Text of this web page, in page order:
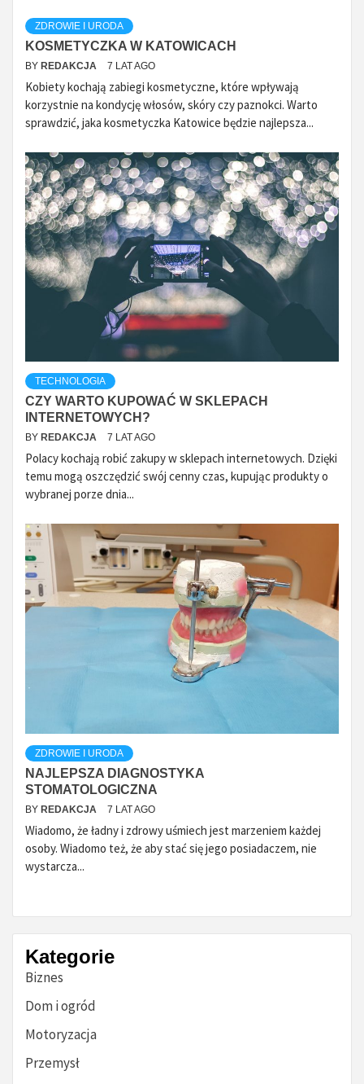
ZDROWIE I URODA
KOSMETYCZKA W KATOWICACH
BY REDAKCJA 7 LAT AGO
Kobiety kochają zabiegi kosmetyczne, które wpływają
korzystnie na kondycję włosów, skóry czy paznokci. Warto
sprawdzić, jaka kosmetyczka Katowice będzie najlepsza...
TECHNOLOGIA
CZY WARTO KUPOWAĆ W SKLEPACH
INTERNETOWYCH?
BY REDAKCJA 7 LAT AGO
Polacy kochają robić zakupy w sklepach internetowych. Dzięki
temu mogą oszczędzić swój cenny czas, kupując produkty o
wybranej porze dnia...
ZDROWIE I URODA
NAJLEPSZA DIAGNOSTYKA
STOMATOLOGICZNA
BY REDAKCJA 7 LAT AGO
Wiadomo, że ładny i zdrowy uśmiech jest marzeniem każdej
osoby. Wiadomo też, że aby stać się jego posiadaczem, nie
wystarcza...
Kategorie
Biznes
Dom i ogród
Motoryzacja
Przemysł